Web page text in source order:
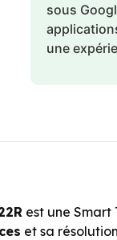
sous
une
est une
et sa résolution